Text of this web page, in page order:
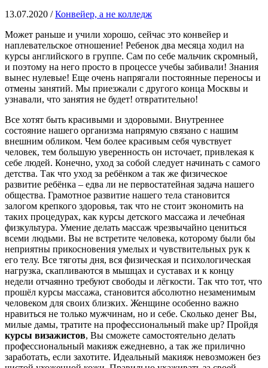
13.07.2020 /Конвейер, а не колледж
Может раньше и учили хорошо, сейчас это конвейер и
наплевательское отношение! Ребенок два месяца ходил на
курсы английского в группе. Сам по себе мальчик скромный,
и поэтому на него просто в процессе учебы забивали! Знания
вынес нулевые! Еще очень напрягали постоянные переносы и
отмены занятий. Мы приезжали с другого конца Москвы и
узнавали, что занятия не будет! отвратительно!
Все хотят быть красивыми и здоровыми. Внутреннее
состояние нашего организма напрямую связано с нашим
внешним обликом. Чем более красивым себя чувствует
человек, тем большую уверенность он источает, привлекая к
себе людей. Конечно, уход за собой следует начинать с самого
детства. Так что уход за ребёнком а так же физическое
развитие ребёнка – едва ли не первостатейная задача нашего
общества. Грамотное развитие нашего тела становится
залогом крепкого здоровья, так что не стоит экономить на
таких процедурах, как курсы детского массажа и лечебная
физкультура. Умение делать массаж чрезвычайно цениться
всеми людьми. Вы не встретите человека, которому были бы
неприятны прикосновения умелых и чувствительных рук к
его телу. Все тяготы дня, вся физическая и психологическая
нагрузка, скапливаются в мышцах и суставах и к концу
недели отчаянно требуют свободы и лёгкости. Так что тот, что
прошёл курсы массажа, становится абсолютно незаменимым
человеком для своих близких. Женщине особенно важно
нравиться не только мужчинам, но и себе. Сколько денег Вы,
милые дамы, тратите на профессиональный make up? Пройдя
курсы визажистов, Вы сможете самостоятельно делать
профессиональный макияж ежедневно, а так же прилично
заработать, если захотите. Идеальный макияж невозможен без